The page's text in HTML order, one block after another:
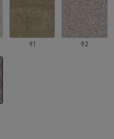
91 92